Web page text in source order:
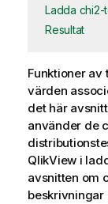
Ladda chi2-
Resultat
Funktioner av
värden
det här
använder de
QlikView i
avsnitten om
beskrivningar